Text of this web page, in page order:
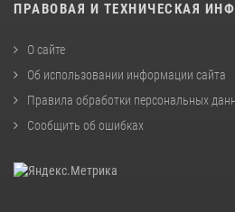
ПРАВОВАЯ И ТЕХНИЧЕСКАЯ
О сайте
Об использовании информации сайта
Правила обработки персональных
Сообщить об ошибках